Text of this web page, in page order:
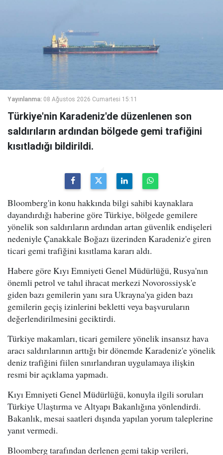
Yayınlanma: 08 Ağustos 2026 Cumartesi 15:11
Türkiye'nin Karadeniz'de düzenlenen son
saldırıların ardından bölgede gemi trafiğini
kısıtladığı bildirildi.
Bloomberg'in konu hakkında bilgi sahibi kaynaklara
dayandırdığı haberine göre Türkiye, bölgede gemilere
yönelik son saldırıların ardından artan güvenlik endişeleri
nedeniyle Çanakkale Boğazı üzerinden Karadeniz'e giren
ticari gemi trafiğini kısıtlama kararı aldı.
Habere göre Kıyı Emniyeti Genel Müdürlüğü, Rusya'nın
önemli petrol ve tahıl ihracat merkezi Novorossiysk'e
giden bazı gemilerin yanı sıra Ukrayna'ya giden bazı
gemilerin geçiş izinlerini bekletti veya başvuruların
değerlendirilmesini geciktirdi.
Türkiye makamları, ticari gemilere yönelik insansız hava
aracı saldırılarının arttığı bir dönemde Karadeniz'e yönelik
deniz trafiğini fiilen sınırlandıran uygulamaya ilişkin
resmi bir açıklama yapmadı.
Kıyı Emniyeti Genel Müdürlüğü, konuyla ilgili soruları
Türkiye Ulaştırma ve Altyapı Bakanlığına yönlendirdi.
Bakanlık, mesai saatleri dışında yapılan yorum taleplerine
yanıt vermedi.
Bloomberg tarafından derlenen gemi takip verileri,